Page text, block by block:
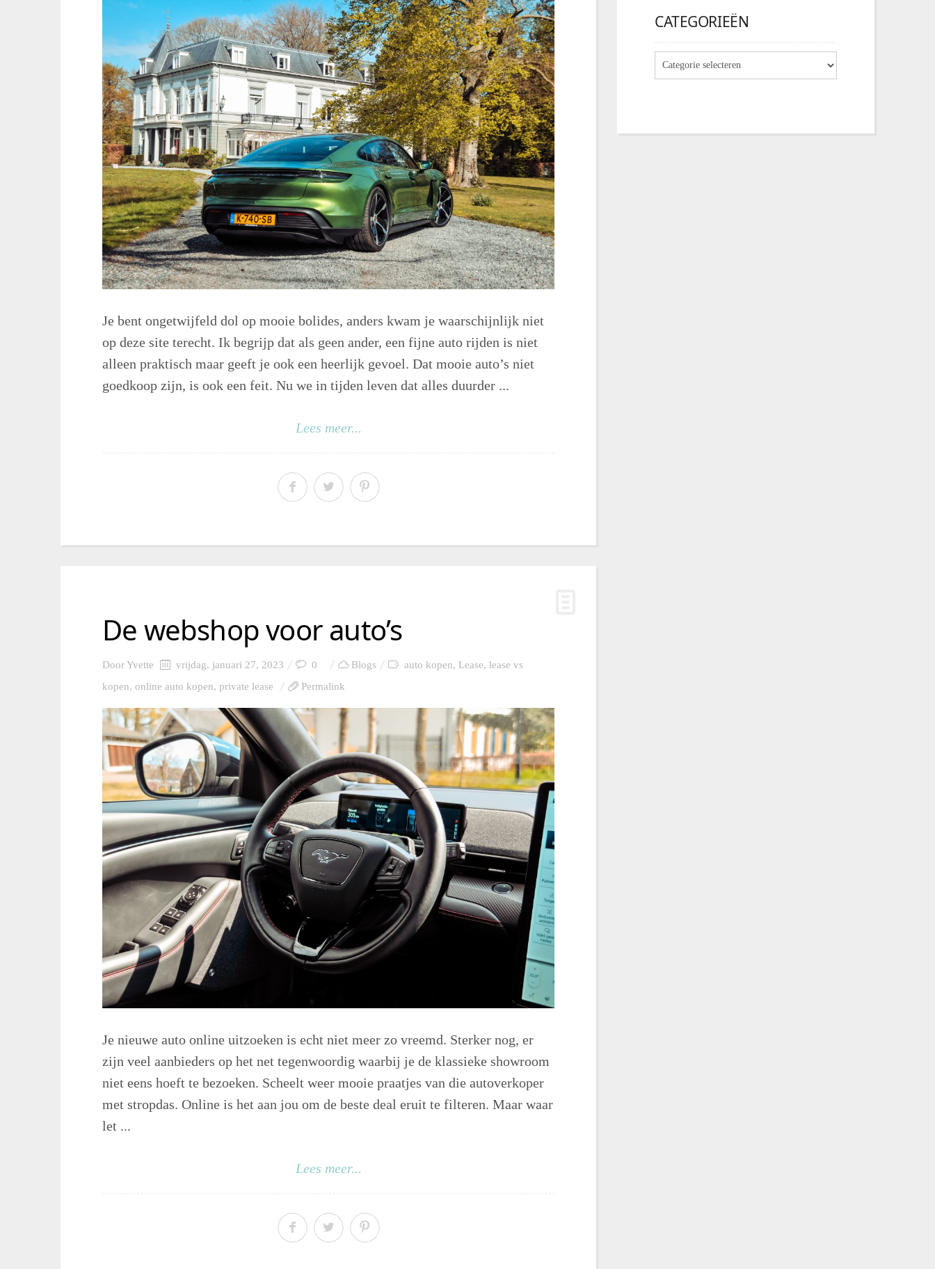
Je bent ongetwijfeld dol op mooie bolides, anders kwam je waarschijnlijk niet
op deze site terecht. Ik begrijp dat als geen ander, een fijne auto rijden is niet
alleen praktisch maar geeft je ook een heerlijk gevoel. Dat mooie auto’s niet
goedkoop zijn, is ook een feit. Nu we in tijden leven dat alles duurder ...
Lees meer...
De webshop voor auto’s
DoorYvette vrijdag, januari 27, 2023 0 Blogs auto kopen, Lease, lease vs
kopen, online auto kopen, private lease Permalink
Je nieuwe auto online uitzoeken is echt niet meer zo vreemd. Sterker nog, er
zijn veel aanbieders op het net tegenwoordig waarbij je de klassieke showroom
niet eens hoeft te bezoeken. Scheelt weer mooie praatjes van die autoverkoper
met stropdas. Online is het aan jou om de beste deal eruit te filteren. Maar waar
let ...
Lees meer...
CATEGORIEËN